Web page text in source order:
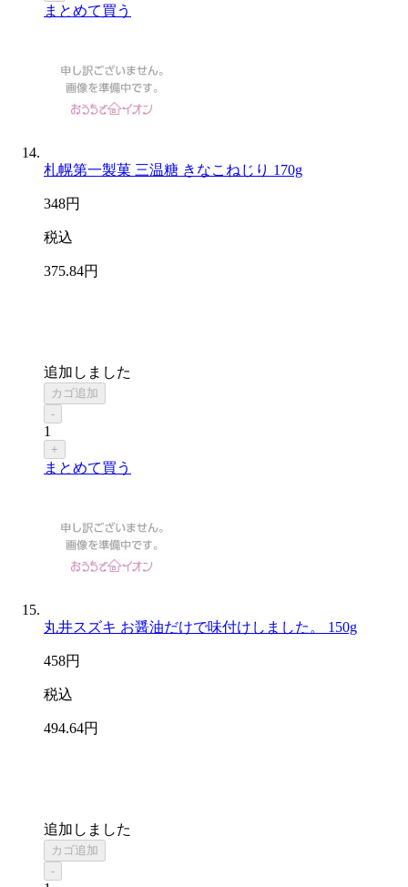
まとめて買う
札幌第一製菓 三温糖 きなこねじり 170g
348円
税込
375.84円
追加しました
カゴ追加
-
1
+
まとめて買う
丸井スズキ お醤油だけで味付けしました。 150g
458円
税込
494.64円
追加しました
カゴ追加
-